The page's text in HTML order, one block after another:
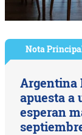
Nota
Argentina
apuesta a
esperan